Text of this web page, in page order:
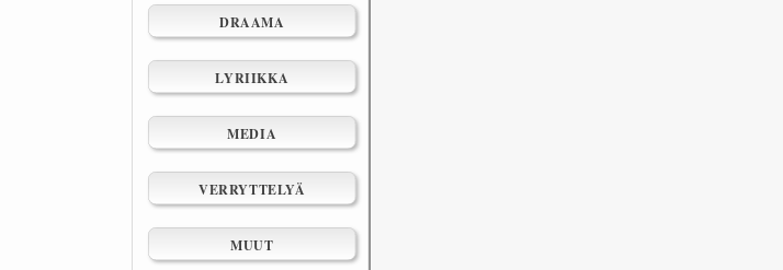
DRAAMA
LYRIIKKA
MEDIA
VERRYTTELYÄ
MUUT